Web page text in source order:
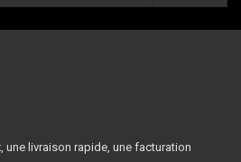
une livraison rapide, une facturation